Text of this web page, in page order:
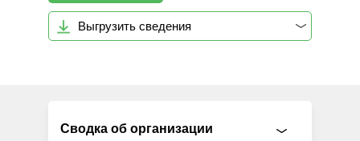
Выгрузить сведения
Сводка об организации